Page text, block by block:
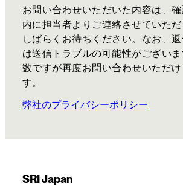
お問い合わせいただいた内容は、
内に担当者よりご連絡させていた
しばらくお待ちください。なお、
は送信トラブルの可能性がござい
数ですが再度お問い合わせいただ
す。
弊社のプライバシーポリシー
SRI Japan